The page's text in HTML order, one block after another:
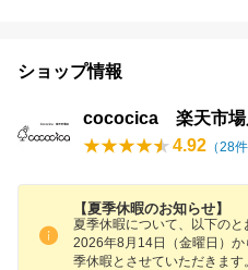
ショップ情報
cococica 楽天市場
4.92 （28件
【夏季休暇のお知らせ】
夏季休暇について、以下のと
2026年8月14日（金曜日）
季休暇とさせていただきます